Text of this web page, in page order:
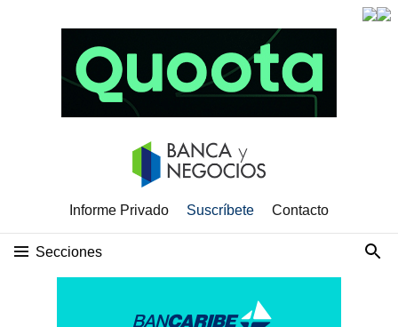
Informe Privado Suscríbete Contacto
Secciones